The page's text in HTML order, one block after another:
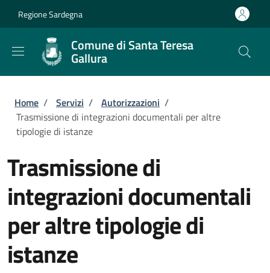
Regione Sardegna
Comune di Santa Teresa
Gallura
Briciole di pane
Home / Servizi / Autorizzazioni /
Trasmissione di integrazioni documentali per altre
tipologie di istanze
Trasmissione di
integrazioni documentali
per altre tipologie di
istanze